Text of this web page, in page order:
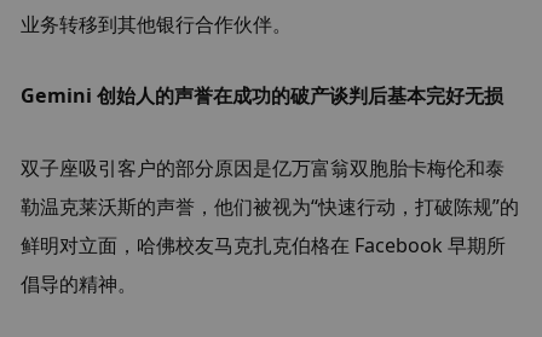
业务转移到其他银行合作伙伴。
Gemini 创始人的声誉在成功的破产谈判后基本完好无损
双子座吸引客户的部分原因是亿万富翁双胞胎卡梅伦和泰
勒温克莱沃斯的声誉，他们被视为“快速行动，打破陈规”的
鲜明对立面，哈佛校友马克扎克伯格在 Facebook 早期所
倡导的精神。